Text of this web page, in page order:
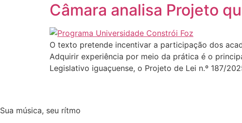
Câmara analisa Projeto
O texto pretende incentivar a participação dos
Adquirir experiência por meio da prática é o
Legislativo iguaçuense, o Projeto de Lei n.º 187/
Sua música, seu rítmo